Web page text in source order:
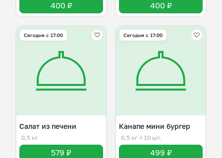
400 ₽ 400 ₽
Сегодня с 17:00
Салат из печени
0,5 кг
579 ₽
Сегодня с 17:00
Канапе мини бургер
0,5 кг ≈ 10 шт.
499 ₽